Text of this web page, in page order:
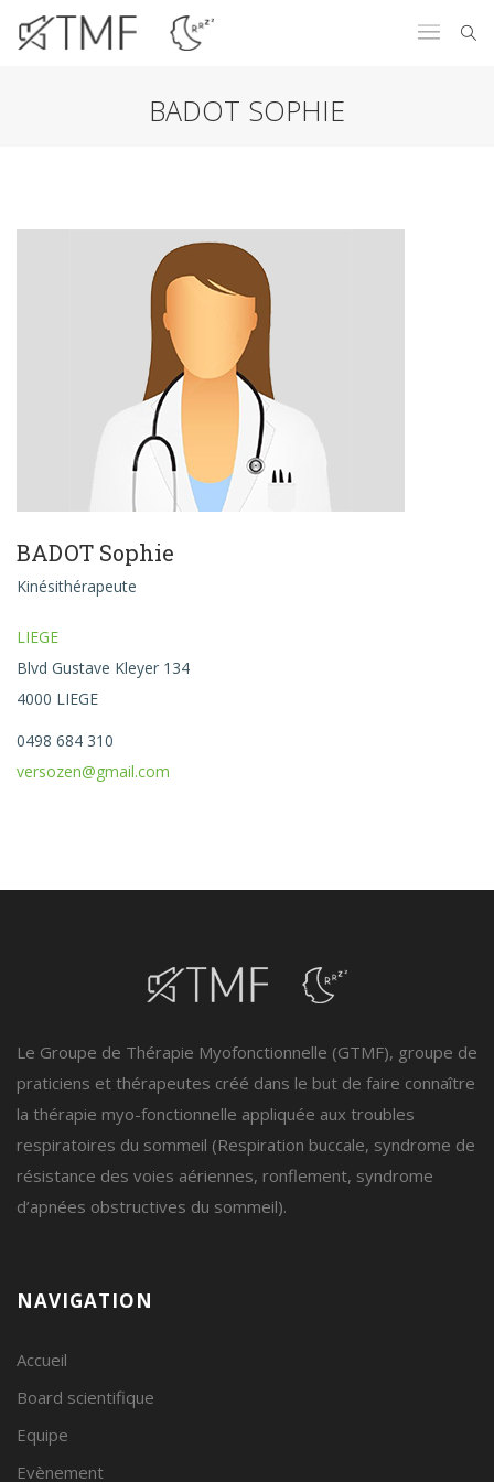
BADOT SOPHIE
BADOT Sophie
Kinésithérapeute
LIEGE
Blvd Gustave Kleyer 134
4000 LIEGE
0498 684 310‬
versozen@gmail.com
Le Groupe de Thérapie Myofonctionnelle (GTMF), groupe de
praticiens et thérapeutes créé dans le but de faire connaître
la thérapie myo-fonctionnelle appliquée aux troubles
respiratoires du sommeil (Respiration buccale, syndrome de
résistance des voies aériennes, ronflement, syndrome
d’apnées obstructives du sommeil).
NAVIGATION
Accueil
Board scientifique
Equipe
Evènement